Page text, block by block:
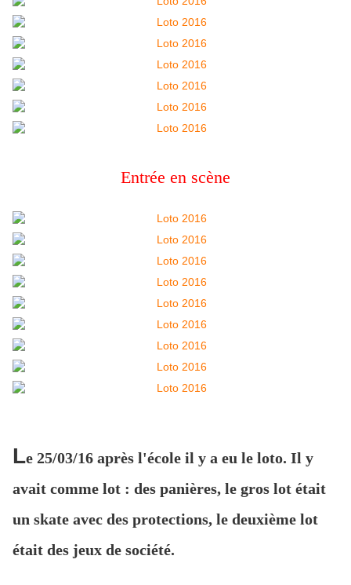
Entrée en scène
Le 25/03/16 après l'école il y a eu le loto. Il y
avait comme lot : des panières, le gros lot était
un skate avec des protections, le deuxième lot
était des jeux de société.